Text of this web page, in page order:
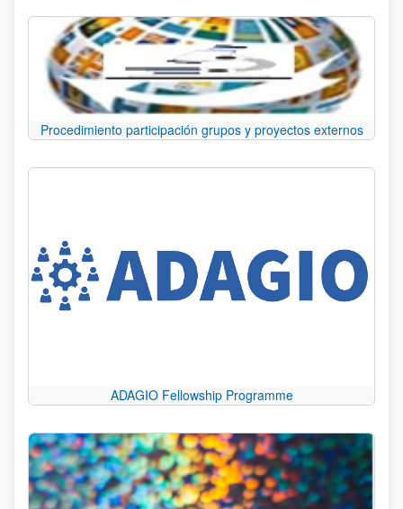
Procedimiento participación grupos y proyectos externos
ADAGIO Fellowship Programme